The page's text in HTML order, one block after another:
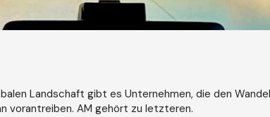
Landschaft gibt es Unternehmen, die den Wandel
vorantreiben. AM gehört zu letzteren.